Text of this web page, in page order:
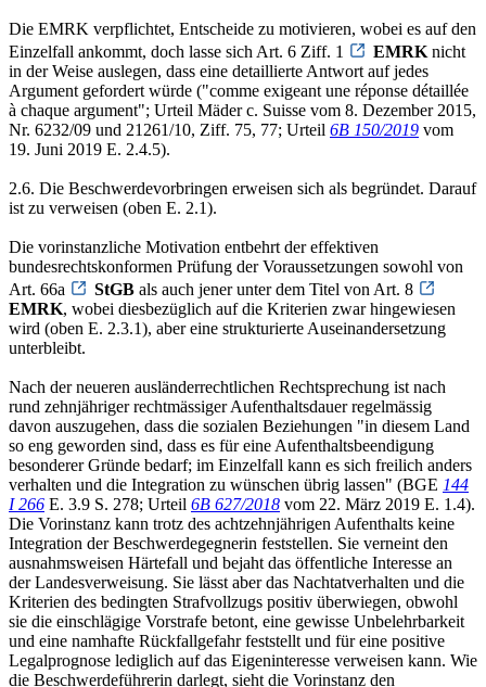
Die EMRK verpflichtet, Entscheide zu motivieren, wobei es auf den
Einzelfall ankommt, doch lasse sich Art. 6 Ziff. 1
EMRK nicht
in der Weise auslegen, dass eine detaillierte Antwort auf jedes
Argument gefordert würde ("comme exigeant une réponse détaillée
à chaque argument"; Urteil Mäder c. Suisse vom 8. Dezember 2015,
Nr. 6232/09 und 21261/10, Ziff. 75, 77; Urteil 6B 150/2019 vom
19. Juni 2019 E. 2.4.5).
2.6. Die Beschwerdevorbringen erweisen sich als begründet. Darauf
ist zu verweisen (oben E. 2.1).
Die vorinstanzliche Motivation entbehrt der effektiven
bundesrechtskonformen Prüfung der Voraussetzungen sowohl von
Art. 66a
StGB als auch jener unter dem Titel von Art. 8
EMRK, wobei diesbezüglich auf die Kriterien zwar hingewiesen
wird (oben E. 2.3.1), aber eine strukturierte Auseinandersetzung
unterbleibt.
Nach der neueren ausländerrechtlichen Rechtsprechung ist nach
rund zehnjähriger rechtmässiger Aufenthaltsdauer regelmässig
davon auszugehen, dass die sozialen Beziehungen "in diesem Land
so eng geworden sind, dass es für eine Aufenthaltsbeendigung
besonderer Gründe bedarf; im Einzelfall kann es sich freilich anders
verhalten und die Integration zu wünschen übrig lassen" (BGE 144
I 266 E. 3.9 S. 278; Urteil 6B 627/2018 vom 22. März 2019 E. 1.4).
Die Vorinstanz kann trotz des achtzehnjährigen Aufenthalts keine
Integration der Beschwerdegegnerin feststellen. Sie verneint den
ausnahmsweisen Härtefall und bejaht das öffentliche Interesse an
der Landesverweisung. Sie lässt aber das Nachtatverhalten und die
Kriterien des bedingten Strafvollzugs positiv überwiegen, obwohl
sie die einschlägige Vorstrafe betont, eine gewisse Unbelehrbarkeit
und eine namhafte Rückfallgefahr feststellt und für eine positive
Legalprognose lediglich auf das Eigeninteresse verweisen kann. Wie
die Beschwerdeführerin darlegt, sieht die Vorinstanz den